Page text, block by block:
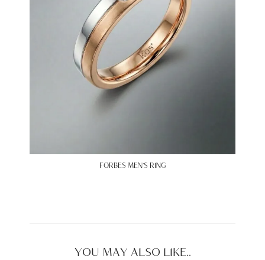
FORBES MEN’S RING
YOU MAY ALSO LIKE..